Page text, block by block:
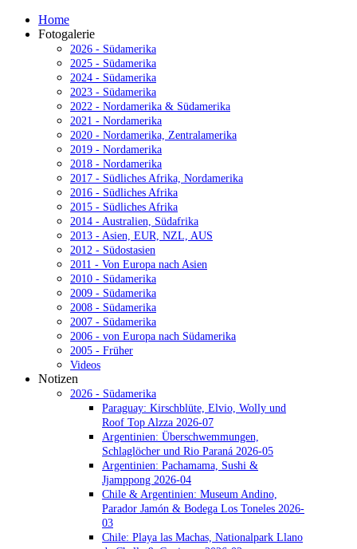
Home
Fotogalerie
2026 - Südamerika
2025 - Südamerika
2024 - Südamerika
2023 - Südamerika
2022 - Nordamerika & Südamerika
2021 - Nordamerika
2020 - Nordamerika, Zentralamerika
2019 - Nordamerika
2018 - Nordamerika
2017 - Südliches Afrika, Nordamerika
2016 - Südliches Afrika
2015 - Südliches Afrika
2014 - Australien, Südafrika
2013 - Asien, EUR, NZL, AUS
2012 - Südostasien
2011 - Von Europa nach Asien
2010 - Südamerika
2009 - Südamerika
2008 - Südamerika
2007 - Südamerika
2006 - von Europa nach Südamerika
2005 - Früher
Videos
Notizen
2026 - Südamerika
Paraguay: Kirschblüte, Elvio, Wolly und
Roof Top Alzza 2026-07
Argentinien: Überschwemmungen,
Schlaglöcher und Rio Paraná 2026-05
Argentinien: Pachamama, Sushi &
Jjamppong 2026-04
Chile & Argentinien: Museum Andino,
Parador Jamón & Bodega Los Toneles 2026-
03
Chile: Playa las Machas, Nationalpark Llano